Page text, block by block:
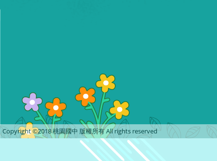
Copyright ©2018 桃園國中 版權所有 All rights reserved